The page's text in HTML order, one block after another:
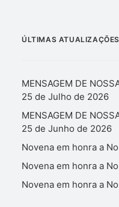
ÚLTIMAS ATUALIZAÇÕES
MENSAGEM DE
25 de Julho de 2026
MENSAGEM DE
25 de Junho de 2026
Novena em honra a
Novena em honra a
Novena em honra a